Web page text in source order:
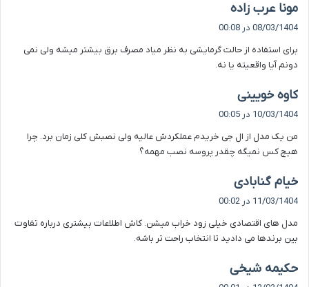
مونا عرب زاده
ف
:
08/03/1404 در 00:08
برای استفاده از حالت گرمایشی به نظر میاد مصرف برق بیشتر میشه ولی نمی
دونم آیا واقعیته یا نه.
کاوه خویینی
ف
:
10/03/1404 در 00:05
من یک مدل از ال جی خریدم عملکردش عالیه ولی نصبش کلی زمان برد. چرا
هیچ کس نمیگه چقدر پروسه نصب مهمه؟
خیام گنابادی
ف
:
11/03/1404 در 00:02
مدل های اقتصادی خیلی زود خراب میشن. کاش اطلاعات بیشتری درباره تفاوت
بین برندها می دادید تا انتخاب راحت تر باشه.
حکیمه شیخی
ف